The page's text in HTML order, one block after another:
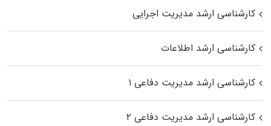
کارشناسی ارشد مدیریت اجرایی
کارشناسی ارشد اطلاعات
کارشناسی ارشد مدیریت دفاعی ۱
کارشناسی ارشد مدیریت دفاعی ۲